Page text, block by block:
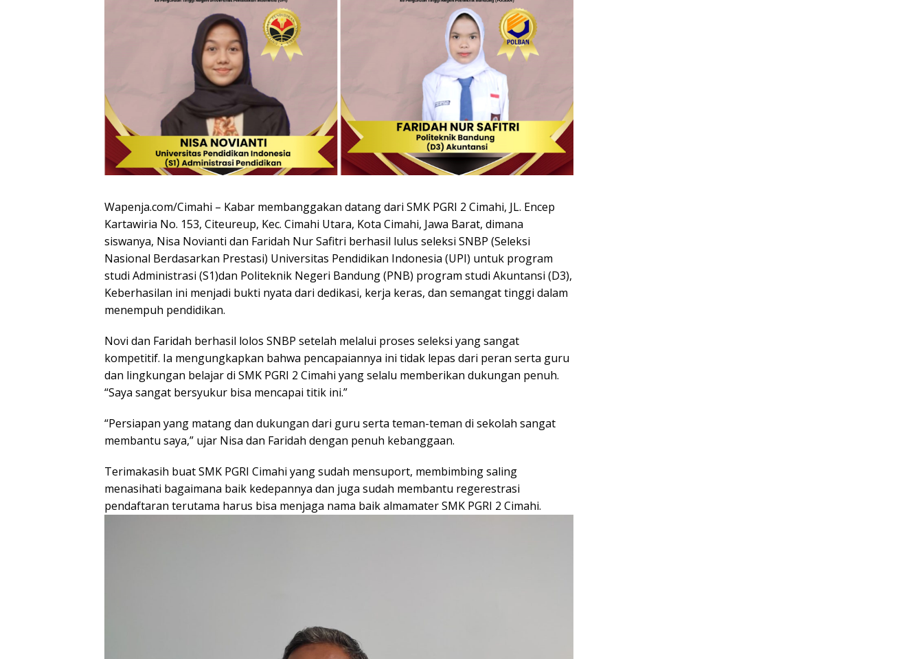
Wapenja.com/Cimahi – Kabar membanggakan datang dari SMK PGRI 2 Cimahi, JL. Encep
Kartawiria No. 153, Citeureup, Kec. Cimahi Utara, Kota Cimahi, Jawa Barat, dimana
siswanya, Nisa Novianti dan Faridah Nur Safitri berhasil lulus seleksi SNBP (Seleksi
Nasional Berdasarkan Prestasi) Universitas Pendidikan Indonesia (UPI) untuk program
studi Administrasi (S1)dan Politeknik Negeri Bandung (PNB) program studi Akuntansi (D3),
Keberhasilan ini menjadi bukti nyata dari dedikasi, kerja keras, dan semangat tinggi dalam
menempuh pendidikan.
Novi dan Faridah berhasil lolos SNBP setelah melalui proses seleksi yang sangat
kompetitif. Ia mengungkapkan bahwa pencapaiannya ini tidak lepas dari peran serta guru
dan lingkungan belajar di SMK PGRI 2 Cimahi yang selalu memberikan dukungan penuh.
“Saya sangat bersyukur bisa mencapai titik ini.”
“Persiapan yang matang dan dukungan dari guru serta teman-teman di sekolah sangat
membantu saya,” ujar Nisa dan Faridah dengan penuh kebanggaan.
Terimakasih buat SMK PGRI Cimahi yang sudah mensuport, membimbing saling
menasihati bagaimana baik kedepannya dan juga sudah membantu regerestrasi
pendaftaran terutama harus bisa menjaga nama baik almamater SMK PGRI 2 Cimahi.